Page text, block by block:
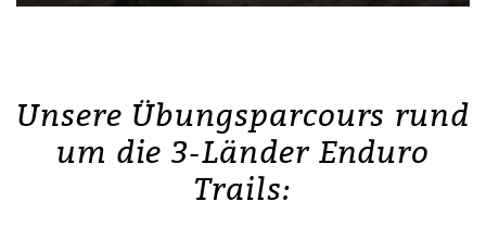
Unsere Übungsparcours rund
um die 3-Länder Enduro
Trails: